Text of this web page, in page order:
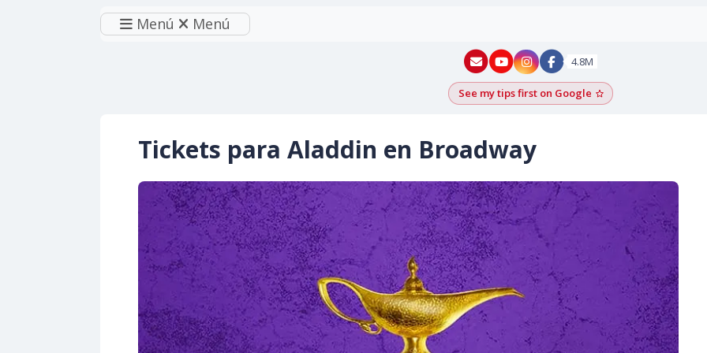
Menú Menú
New York - YouTube
New York - Instagram
4.8M
See my tips first on GoogleAdd as a Google
Tickets para Aladdin en Broadway